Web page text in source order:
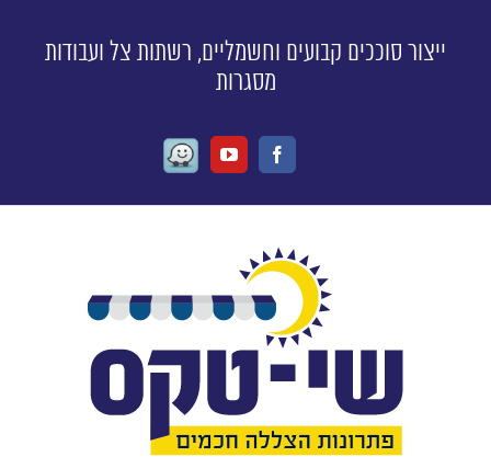
ייצור סוככים קבועים וחשמליים, רשתות צל ועבודות
מסגרות
Facebook
Youtube
Waze